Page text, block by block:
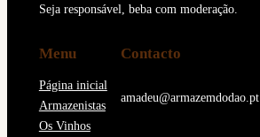
Seja responsável, beba com moderação.
Menu
Página inicial
Armazenistas
Os Vinhos
Contacto
amadeu@armazemdodao.pt